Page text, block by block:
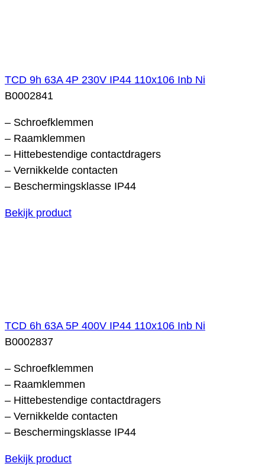
TCD 9h 63A 4P 230V IP44 110x106 Inb Ni
B0002841
– Schroefklemmen
– Raamklemmen
– Hittebestendige contactdragers
– Vernikkelde contacten
– Beschermingsklasse IP44
Bekijk product
TCD 6h 63A 5P 400V IP44 110x106 Inb Ni
B0002837
– Schroefklemmen
– Raamklemmen
– Hittebestendige contactdragers
– Vernikkelde contacten
– Beschermingsklasse IP44
Bekijk product